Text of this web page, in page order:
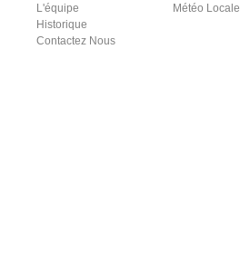
L'équipe
Historique
Contactez Nous
Météo Locale